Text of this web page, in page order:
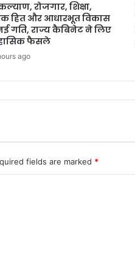
रोजगार, शिक्षा,
हित और आधारभूत विकास
गति, राज्य कैबिनेट ने लिए
फैसले
ago
fields are marked *